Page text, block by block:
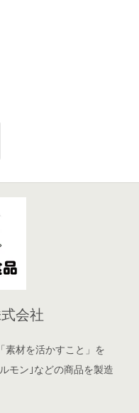
会社
素材を活かすこと」を
モン｣などの商品を製造